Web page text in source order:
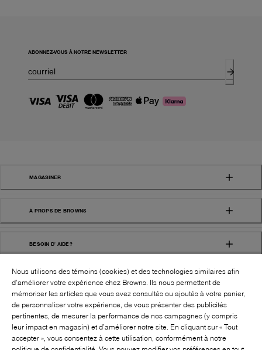
ABONNEZ-VOUS À NOTRE NEWSLETTER
MAGASINER
À PROPS DE BROWNS
BESOIN D' AIDE?
SUIVEZ-NOUS!:
Nous utilisons des témoins (cookies) et des technologies similaires afin
d’améliorer votre expérience chez Browns. Ils nous permettent de
mémoriser les articles que vous avez consultés ou ajoutés à votre panier,
de personnaliser votre expérience, de vous présenter des publicités
pertinentes, de mesurer la performance de nos campagnes (y compris
leur impact en magasin) et d’améliorer notre site. En cliquant sur « Tout
accepter », vous consentez à cette utilisation, conformément à notre